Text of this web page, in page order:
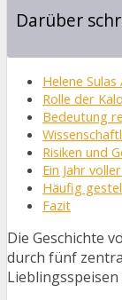
Darüber
Helene
Rolle der
Bedeutung
Risiken und
Ein Jahr
Häufig
Fazit
Die Geschichte
durch fünf